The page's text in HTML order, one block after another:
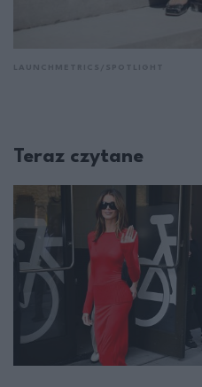
Teraz czytane